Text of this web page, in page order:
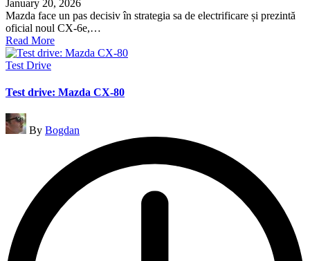
January 20, 2026
Mazda face un pas decisiv în strategia sa de electrificare și prezintă
oficial noul CX-6e,…
Read More
Posted
Test Drive
Test drive: Mazda CX-80
Posted
by
By Bogdan